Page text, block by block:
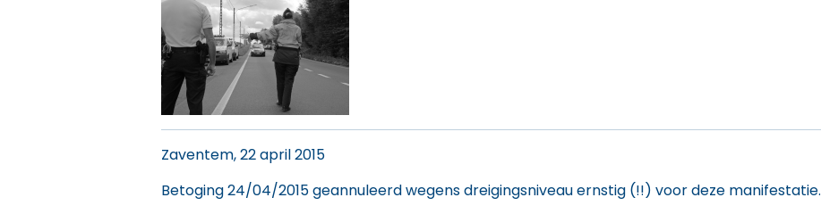
Zaventem, 22 april 2015
Betoging 24/04/2015 geannuleerd wegens dreigingsniveau ernstig (!!) voor deze manifestatie.